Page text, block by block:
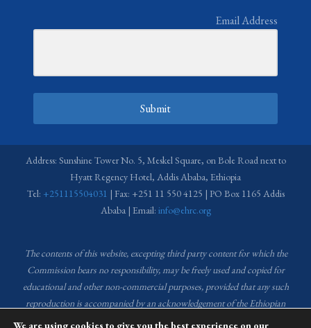
Email Address
Submit
Address: Sunshine Tower No. 5, Meskel Square, on Bole Road next to
Hyatt Regency Hotel, Addis Ababa, Ethiopia
Tel: +251115504031 | Fax: +251 11 550 4125 | PO Box 1165 Addis
Ababa | Email: info@ehrc.org
The contents of this website, excepting third party content for which the
Commission bears no responsibility,may be freely used and copied for
educational and other non-commercial purposes, provided that any such
reproduction is accompanied by an acknowledgement of the Ethiopian
Human Rights Commission (EHRC). Source of images used in the content
We are using cookies to give you the best experience on our